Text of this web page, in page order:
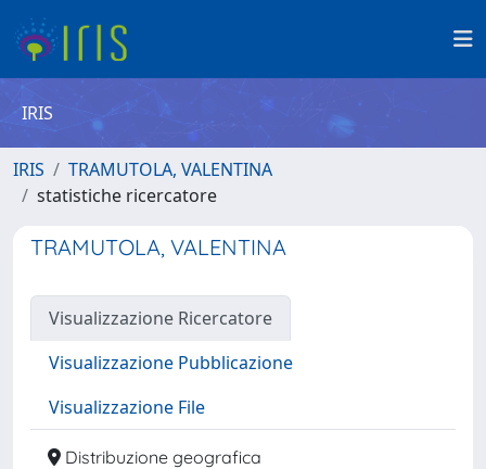
IRIS
IRIS
TRAMUTOLA, VALENTINA
statistiche ricercatore
TRAMUTOLA, VALENTINA
Visualizzazione Ricercatore
Visualizzazione Pubblicazione
Visualizzazione File
Distribuzione geografica